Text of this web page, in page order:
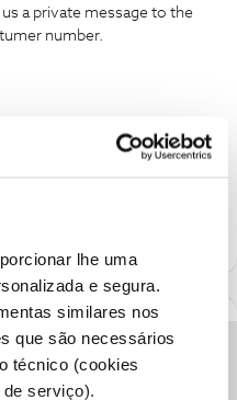
lhe uma
e segura.
similares nos
que são necessários
técnico (cookies
serviço).
a private message to the
number.
relevante. Marque
nos melhores comentários.